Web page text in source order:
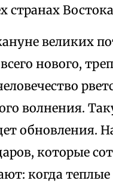
странах
великих
нового,
волнения.
обновления.
которые
когда